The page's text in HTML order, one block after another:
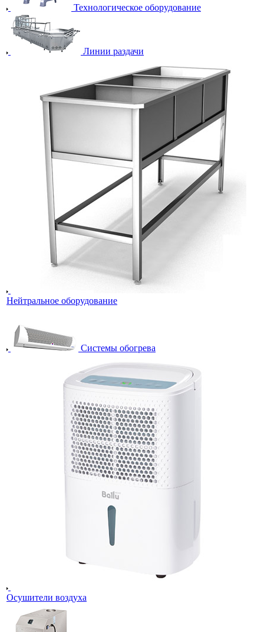
Технологическое оборудование
Линии раздачи
Нейтральное оборудование
Системы обогрева
Осушители воздуха